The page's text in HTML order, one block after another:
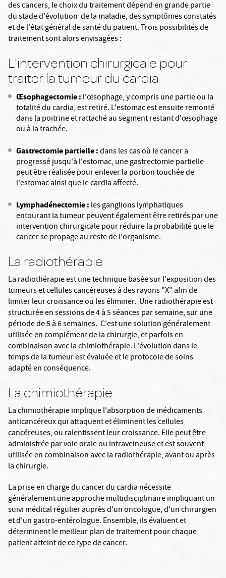
des cancers, le choix du traitement dépend en grande partie
du stade d'évolution de la maladie, des symptômes constatés
et de l'état général de santé du patient. Trois possibilités de
traitement sont alors envisagées :
L'intervention chirurgicale pour
traiter la tumeur du cardia
Œsophagectomie : l'œsophage, y compris une partie ou la
totalité du cardia, est retiré. L'estomac est ensuite remonté
dans la poitrine et rattaché au segment restant d'œsophage
ou à la trachée.
Gastrectomie partielle :dans les cas où le cancer a
progressé jusqu'à l'estomac, une gastrectomie partielle
peut être réalisée pour enlever la portion touchée de
l'estomac ainsi que le cardia affecté.
Lymphadénectomie : les ganglions lymphatiques
entourant la tumeur peuvent également être retirés par une
intervention chirurgicale pour réduire la probabilité que le
cancer se propage au reste de l'organisme.
La radiothérapie
La radiothérapie est une technique basée sur l'exposition des
tumeurs et cellules cancéreuses à des rayons "X" afin de
limiter leur croissance ou les éliminer. Une radiothérapie est
structurée en sessions de 4 à 5 séances par semaine, sur une
période de 5 à 6 semaines. C'est une solution généralement
utilisée en complément de la chirurgie, et parfois en
combinaison avec la chimiothérapie. L'évolution dans le
temps de la tumeur est évaluée et le protocole de soins
adapté en conséquence.
La chimiothérapie
La chimiothérapie implique l'absorption de médicaments
anticancéreux qui attaquent et éliminent les cellules
cancéreuses, ou ralentissent leur croissance. Elle peut être
administrée par voie orale ou intraveineuse et est souvent
utilisée en combinaison avec la radiothérapie, avant ou après
la chirurgie.
La prise en charge du cancer du cardia nécessite
généralement une approche multidisciplinaire impliquant un
suivi médical régulier auprès d'un oncologue, d'un chirurgien
et d'un gastro-entérologue. Ensemble, ils évaluent et
déterminent le meilleur plan de traitement pour chaque
patient atteint de ce type de cancer.